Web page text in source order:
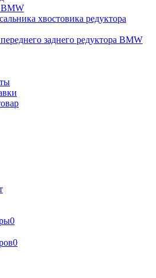
хвостовика редуктора
заднего редуктора BMW
0
0